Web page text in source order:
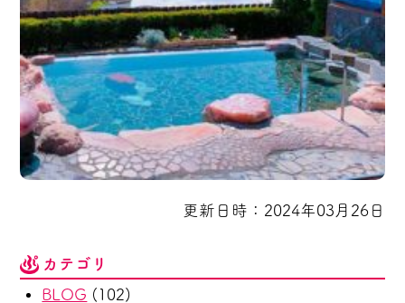
更新日時：2024年03月26日
カテゴリ
BLOG (102)